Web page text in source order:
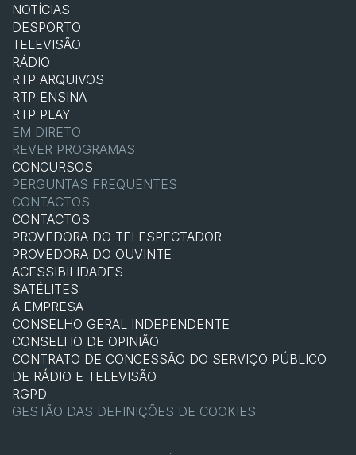
NOTÍCIAS
DESPORTO
TELEVISÃO
RÁDIO
RTP ARQUIVOS
RTP ENSINA
RTP PLAY
EM DIRETO
REVER PROGRAMAS
CONCURSOS
PERGUNTAS FREQUENTES
CONTACTOS
CONTACTOS
PROVEDORA DO TELESPECTADOR
PROVEDORA DO OUVINTE
ACESSIBILIDADES
SATÉLITES
A EMPRESA
CONSELHO GERAL INDEPENDENTE
CONSELHO DE OPINIÃO
CONTRATO DE CONCESSÃO DO SERVIÇO PÚBLICO
DE RÁDIO E TELEVISÃO
RGPD
GESTÃO DAS DEFINIÇÕES DE COOKIES